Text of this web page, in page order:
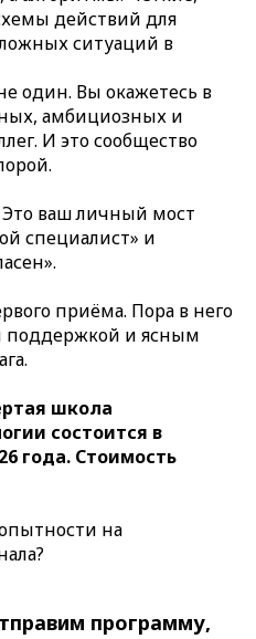
действий для
ситуаций в
один. Вы окажетесь в
амбициозных и
И это сообщество
ваш личный мост
специалист» и
приёма. Пора в него
поддержкой и ясным
школа
состоится в
года. Стоимость
на
программу,